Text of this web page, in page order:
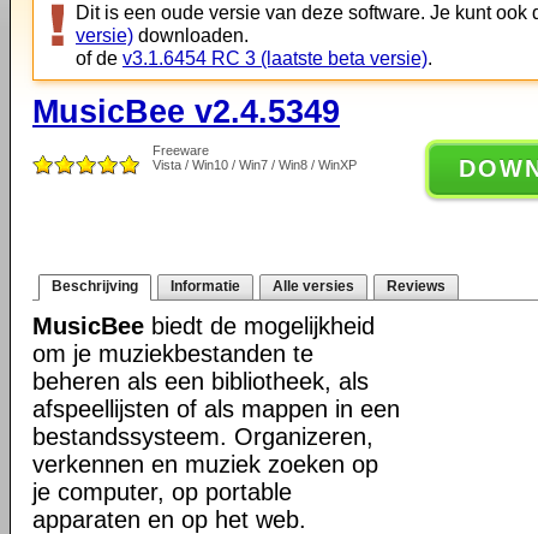
Dit is een oude versie van deze software. Je kunt ook
versie) downloaden.
of de v3.1.6454 RC 3 (laatste beta versie).
MusicBee v2.4.5349
Freeware
Vista / Win10 / Win7 / Win8 / WinXP
Beschrijving Informatie Alle versies Reviews
MusicBee biedt de mogelijkheid
om je muziekbestanden te
beheren als een bibliotheek, als
afspeellijsten of als mappen in een
bestandssysteem. Organizeren,
verkennen en muziek zoeken op
je computer, op portable
apparaten en op het web.